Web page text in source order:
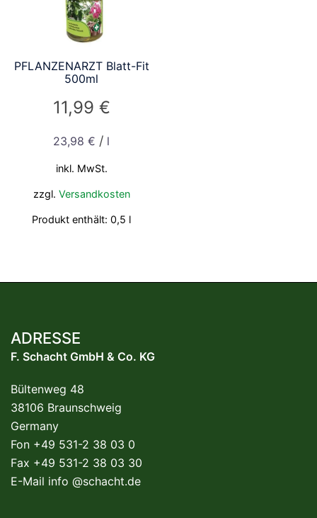
PFLANZENARZT Blatt-Fit
500ml
11,99 €
23,98€ / l
inkl. MwSt.
zzgl. Versandkosten
Produkt enthält: 0,5 l
ADRESSE
F. Schacht GmbH & Co. KG
Bültenweg 48
38106 Braunschweig
Germany
Fon +49 531-2 38 03 0
Fax +49 531-2 38 03 30
E-Mail info @schacht.de